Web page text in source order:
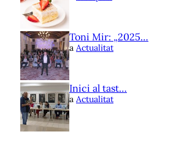
Toni Mir: „2025…
a Actualitat
Inici al tast…
a Actualitat